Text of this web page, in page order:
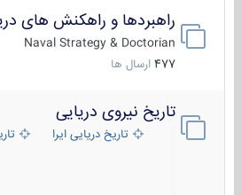
راهبردها و راهکنش های
Naval Strategy & Doctorian
477 ارسال ها
تاریخ نیروی دریایی
تاریخ دریایی ایران